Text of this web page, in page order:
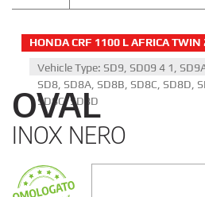
HONDA CRF 1100 L AFRICA
Vehicle Type: SD9, SD09 4 1,
SD8, SD8A, SD8B, SD8C, SD8D,
SD8C, SD8D
OVAL
INOX NERO